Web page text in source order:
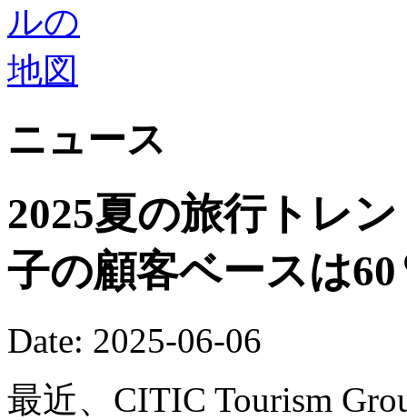
ニュース
2025夏の旅行トレ
子の顧客ベースは
Date: 2025-06-06
最近、CITIC Tourism